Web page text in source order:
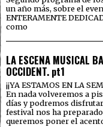
un año más, sobre el
ENTERAMENTE
como
LA ESCENA MUSICAL
OCCIDENT. pt1
¡¡YA ESTAMOS EN LA
En nada volveremos a
días y podremos
festival nos ha
queremos poner el